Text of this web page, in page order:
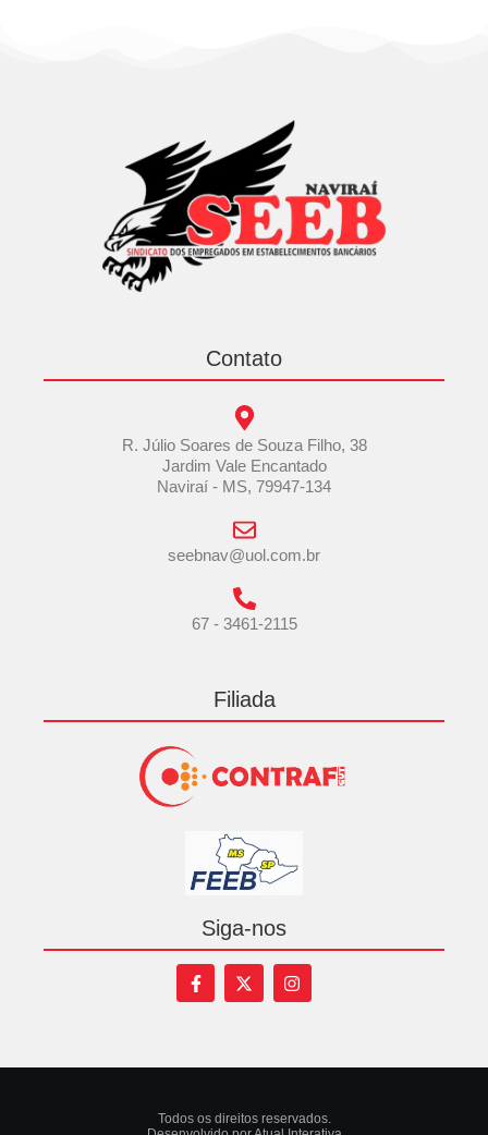
Contato
R. Júlio Soares de Souza Filho, 38
Jardim Vale Encantado
Naviraí - MS, 79947-134
seebnav@uol.com.br
67 - 3461-2115
Filiada
Siga-nos
Todos os direitos reservados.